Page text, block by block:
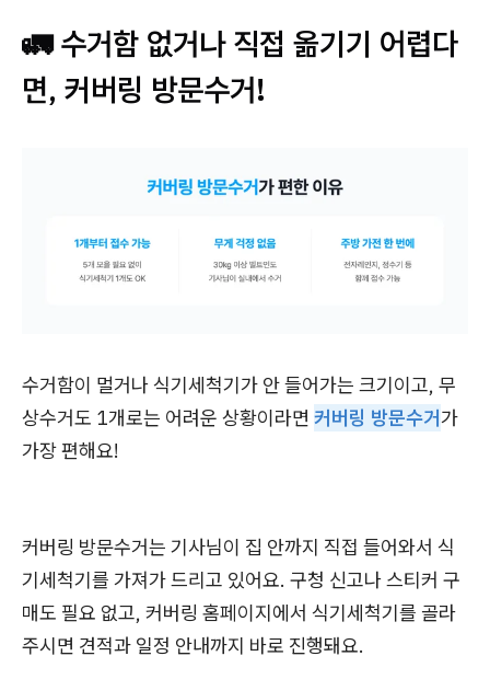
🚛 수거함 없거나 직접 옮기기 어렵다
면, 커버링 방문수거!
수거함이 멀거나 식기세척기가 안 들어가는 크기이고, 무
상수거도 1개로는 어려운 상황이라면 커버링 방문수거가
가장 편해요!
커버링 방문수거는 기사님이 집 안까지 직접 들어와서 식
기세척기를 가져가 드리고 있어요. 구청 신고나 스티커 구
매도 필요 없고, 커버링 홈페이지에서 식기세척기를 골라
주시면 견적과 일정 안내까지 바로 진행돼요.